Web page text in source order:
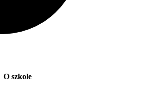
O szkole